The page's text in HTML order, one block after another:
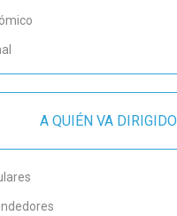
A QUIÉN VA DIRIGIDO